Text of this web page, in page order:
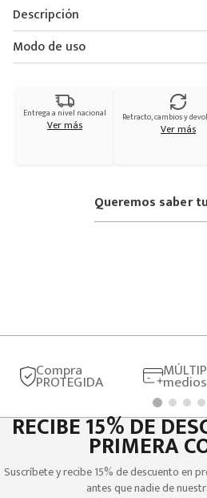
Descripción
Modo de uso
Entrega a nivel nacional
Ver más Retracto, cambios y
Ver más
Queremos saber
Compra
PROTEGIDA
RECIBE 15% DE
PRIMERA
Suscríbete y recibe 15% de descuento en
antes que nadie de